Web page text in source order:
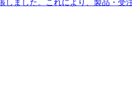
しました。これにより、製品・受